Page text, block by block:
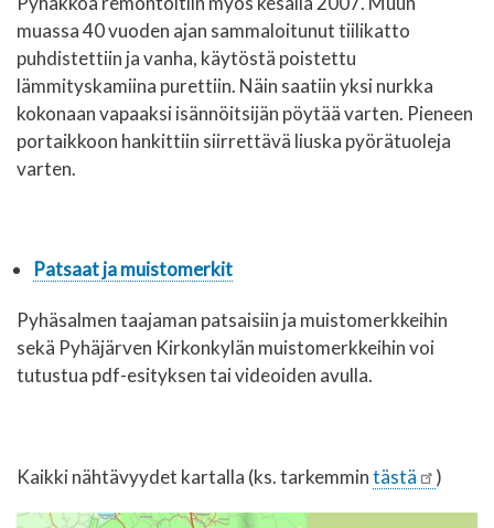
muassa 40 vuoden ajan sammaloitunut tiilikatto
puhdistettiin ja vanha, käytöstä poistettu
lämmityskamiina purettiin. Näin saatiin yksi nurkka
kokonaan vapaaksi isännöitsijän pöytää varten. Pieneen
portaikkoon hankittiin siirrettävä liuska pyörätuoleja
varten.
Patsaat ja muistomerkit
Pyhäsalmen taajaman patsaisiin ja muistomerkkeihin
sekä Pyhäjärven Kirkonkylän muistomerkkeihin voi
tutustua pdf-esityksen tai videoiden avulla.
Kaikki nähtävyydet kartalla (ks. tarkemmintästä )